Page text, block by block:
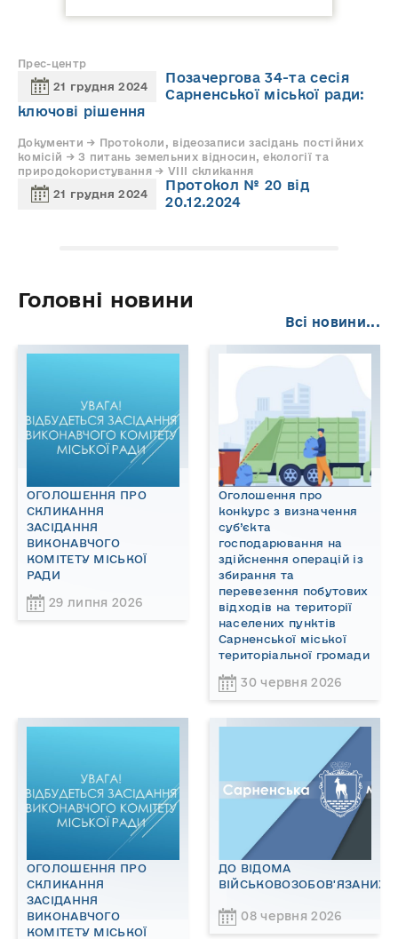
Прес-центр
21 грудня 2024
Позачергова 34-та сесія
Сарненської міської ради:
ключові рішення
Документи → Протоколи, відеозаписи засідань постійних
комісій → З питань земельних відносин, екології та
природокористування → VIII скликання
21 грудня 2024
Протокол № 20 від
20.12.2024
Головні новини
Всі новини...
ОГОЛОШЕННЯ ПРО
СКЛИКАННЯ
ЗАСІДАННЯ
ВИКОНАВЧОГО
КОМІТЕТУ МІСЬКОЇ
РАДИ
29 липня 2026
Оголошення про
конкурс з визначення
суб’єкта
господарювання на
здійснення операцій із
збирання та
перевезення побутових
відходів на території
населених пунктів
Сарненської міської
територіальної громади
30 червня 2026
ОГОЛОШЕННЯ ПРО
СКЛИКАННЯ
ЗАСІДАННЯ
ВИКОНАВЧОГО
КОМІТЕТУ МІСЬКОЇ
ДО ВІДОМА
ВІЙСЬКОВОЗОБОВ'ЯЗАНИХ!
08 червня 2026